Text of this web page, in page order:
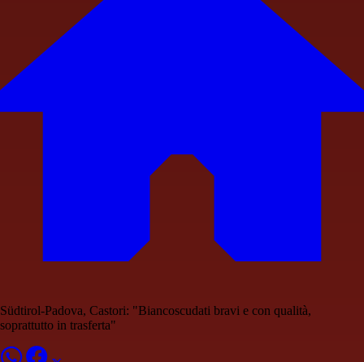
Südtirol-Padova, Castori: "Biancoscudati bravi e con qualità,
soprattutto in trasferta"